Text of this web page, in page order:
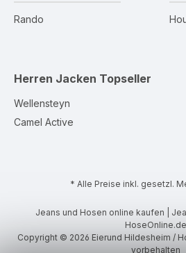
Rando
Herren Jacken Topseller
Wellensteyn
Camel Active
* Alle Preise inkl. gesetzl.
Jeans und Hosen online kaufen |
HoseOnline.de
Copyright © 2026 Eierund Hildesheim /
vorbehalten